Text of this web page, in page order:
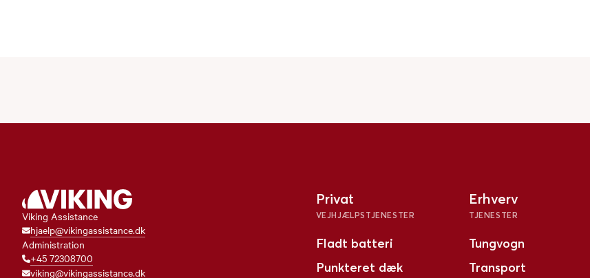
Viking Assistance
hjaelp@vikingassistance.dk
Administration
+45 72308700
viking@vikingassistance.dk
Privat
VEJHJÆLPSTJENESTER
Fladt batteri
Punkteret dæk
Erhverv
TJENESTER
Tungvogn
Transport